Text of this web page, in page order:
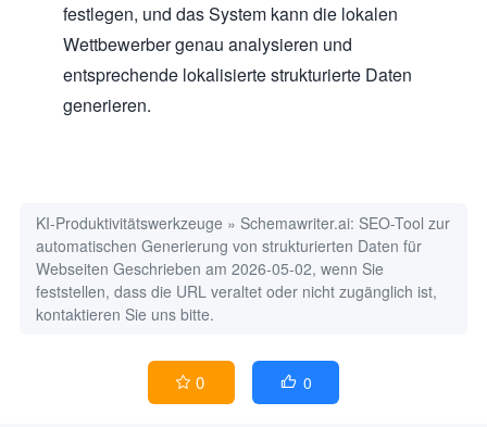
festlegen, und das System kann die lokalen
Wettbewerber genau analysieren und
entsprechende lokalisierte strukturierte Daten
generieren.
KI-Produktivitätswerkzeuge » Schemawriter.ai: SEO-Tool zur
automatischen Generierung von strukturierten Daten für
Webseiten Geschrieben am 2026-05-02, wenn Sie
feststellen, dass die URL veraltet oder nicht zugänglich ist,
kontaktieren Sie uns bitte.
 0  0